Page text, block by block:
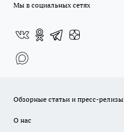
Мы в социальных сетях
Обзорные статьи и пресс-релизы
О нас